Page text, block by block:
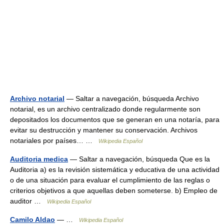
Archivo notarial — Saltar a navegación, búsqueda Archivo
notarial, es un archivo centralizado donde regularmente son
depositados los documentos que se generan en una notaría, para
evitar su destrucción y mantener su conservación. Archivos
notariales por países… …
Wikipedia Español
Auditoria medica — Saltar a navegación, búsqueda Que es la
Auditoria a) es la revisión sistemática y educativa de una actividad
o de una situación para evaluar el cumplimiento de las reglas o
criterios objetivos a que aquellas deben someterse. b) Empleo de
auditor …
Wikipedia Español
Camilo Aldao — … Wikipedia Español